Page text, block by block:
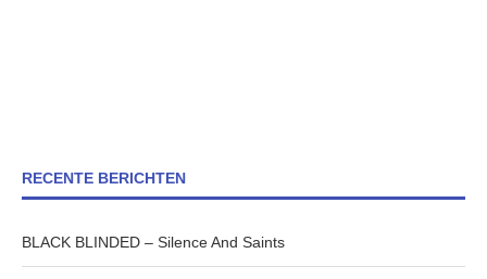
RECENTE BERICHTEN
BLACK BLINDED – Silence And Saints